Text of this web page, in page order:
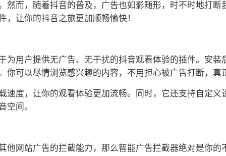
然而，随着抖音的普及，广告也如影随形，时不时地打
让你的抖音之旅更加顺畅愉快！
为用户提供无广告、无干扰的抖音观看体验的插件。安
你可以尽情浏览感兴趣的内容，不用担心被广告打断，
速度，让你的观看体验更加流畅。同时，它还支持自定
空间。
他网站广告的拦截能力，那么智能广告拦截器绝对是你